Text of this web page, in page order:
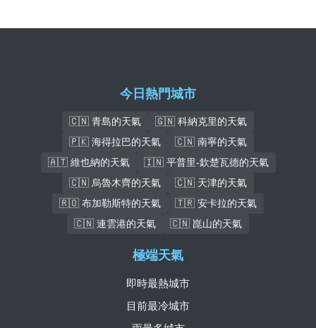
今日熱門城市
🇨🇳 青島的天氣
🇬🇳 科納克里的天氣
🇵🇰 海得拉巴的天氣
🇨🇳 南寧的天氣
🇦🇹 維也納的天氣
🇮🇳 平普里-欽楚瓦德的天氣
🇨🇳 烏魯木齊的天氣
🇨🇳 天津的天氣
🇷🇴 布加勒斯特的天氣
🇹🇷 安卡拉的天氣
🇨🇳 連雲港的天氣
🇨🇳 崑山的天氣
極端天氣
即時最熱城市
目前最冷城市